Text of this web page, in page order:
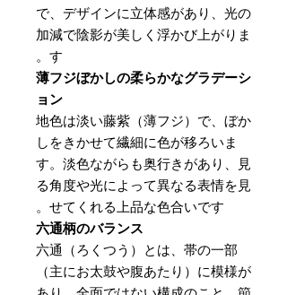
で、デザインに立体感があり、光の
加減で陰影が美しく浮かび上がりま
す。
薄フジぼかしの柔らかなグラデーシ
ョン
地色は淡い藤紫（薄フジ）で、ぼか
しをきかせて繊細に色が移ろいま
す。淡色ながらも奥行きがあり、見
る角度や光によって異なる表情を見
せてくれる上品な色合いです。
六通柄のバランス
六通（ろくつう）とは、帯の一部
（主にお太鼓や腹あたり）に模様が